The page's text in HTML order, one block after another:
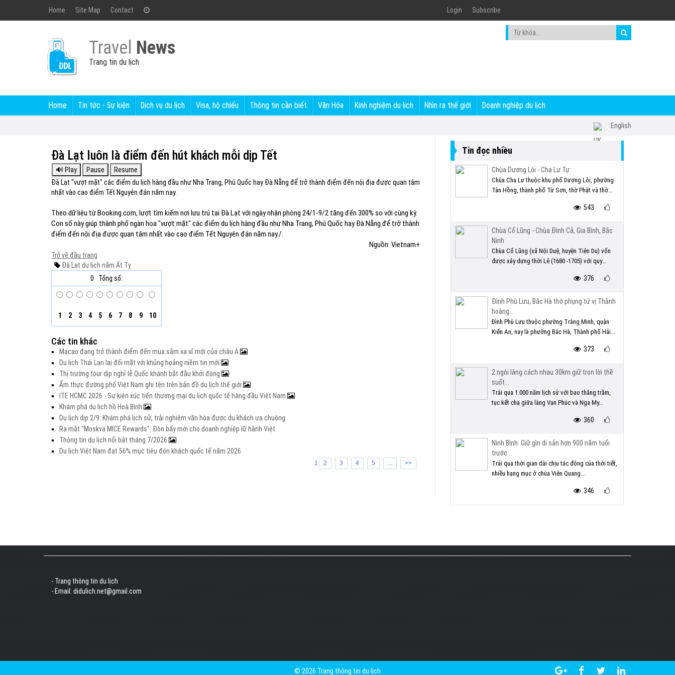
Home Site Map Contact Login Subscribe
Travel News
Trang tin du lịch
Home Tin tức - Sự kiện Dịch vụ du lịch Visa, hộ chiếu Thông tin cần biết Văn Hóa Kinh nghiệm du lịch Nhìn ra thế giới Doanh nghiệp du lịch
English
Đà Lạt luôn là điểm đến hút khách mỗi dịp Tết
Đà Lạt "vượt mặt" các điểm du lịch hàng đầu như Nha Trang, Phú Quốc hay Đà Nẵng để trở thành điểm đến nội địa được quan tâm
nhất vào cao điểm Tết Nguyên đán năm nay.
Theo dữ liệu từ Booking.com, lượt tìm kiếm nơi lưu trú tại Đà Lạt với ngày nhận phòng 24/1-9/2 tăng đến 300% so với cùng kỳ.
Con số này giúp thành phố ngàn hoa "vượt mặt" các điểm du lịch hàng đầu như Nha Trang, Phú Quốc hay Đà Nẵng để trở thành
điểm đến nội địa được quan tâm nhất vào cao điểm Tết Nguyên đán năm nay./.
Nguồn: Vietnam+
Trở về đầu trang
Đà Lạt du lịch năm Ất Tỵ
0
Tổng số:
1 2 3 4 5 6 7 8 9 10
Các tin khác
Macao đang trở thành điểm đến mua sắm xa xỉ mới của châu Á
Du lịch Thái Lan lại đối mặt với khủng hoảng niềm tin mới
Thị trường tour dịp nghỉ lễ Quốc khánh bắt đầu khởi động
Ẩm thực đường phố Việt Nam ghi tên trên bản đồ du lịch thế giới
ITE HCMC 2026 - Sự kiện xúc tiến thương mại du lịch quốc tế hàng đầu Việt Nam
Khám phá du lịch hồ Hoà Bình
Du lịch dịp 2/9: Khám phá lịch sử, trải nghiệm văn hóa được du khách ưa chuộng
Ra mắt "Moskva MICE Rewards": Đòn bẩy mới cho doanh nghiệp lữ hành Việt
Thông tin du lịch nổi bật tháng 7/2026
Du lịch Việt Nam đạt 56% mục tiêu đón khách quốc tế năm 2026
1 2 3 4 5 ... >>
Tin đọc nhiều
Chùa Dương Lôi - Cha Lư Tự
Chùa Cha Lư thuộc khu phố Dương Lôi, phường
Tân Hồng, thành phố Từ Sơn, thờ Phật và thờ...
543
Chùa Cổ Lũng - Chùa Đình Cả, Gia Bình, Bắc
Ninh
Chùa Cổ Lũng (xã Nội Duệ, huyện Tiên Du) vốn
được xây dựng thời Lê (1680 -1705) với quy...
376
Đình Phù Lưu, Bắc Hà thờ phụng tứ vị Thành
hoàng...
Đình Phù Lưu thuộc phường Tràng Minh, quận
Kiến An, nay là phường Bắc Hà, Thành phố Hải...
373
2 ngôi làng cách nhau 30km giữ trọn lời thề
suốt...
Trải qua 1.000 năm lịch sử với bao thăng trầm,
tục kết chạ giữa làng Vạn Phúc và Nga My...
360
Ninh Bình: Giữ gìn di sản hơn 900 năm tuổi
trước...
Trải qua thời gian dài chịu tác động của thời tiết,
nhiều hạng mục ở chùa Viên Quang...
346
- Trang thông tin du lịch
- Email: didulich.net@gmail.com
© 2026 Trang thông tin du lịch